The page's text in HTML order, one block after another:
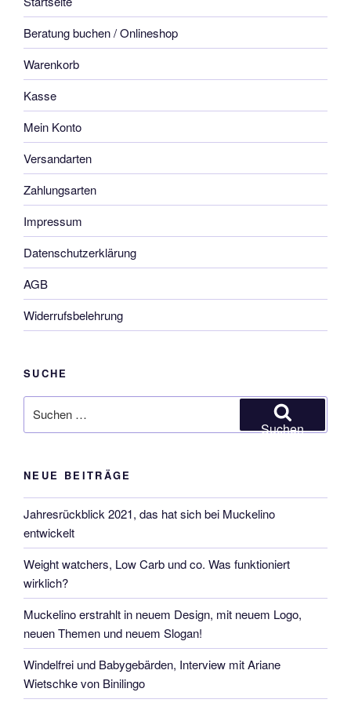
Beratung buchen / Onlineshop
Warenkorb
Kasse
Mein Konto
Versandarten
Zahlungsarten
Impressum
Datenschutzerklärung
AGB
Widerrufsbelehrung
SUCHE
nach:
Suchen
NEUE BEITRÄGE
Jahresrückblick 2021, das hat sich bei Muckelino
entwickelt
Weight watchers, Low Carb und co. Was funktioniert
wirklich?
Muckelino erstrahlt in neuem Design, mit neuem Logo,
neuen Themen und neuem Slogan!
Windelfrei und Babygebärden, Interview mit Ariane
Wietschke von Binilingo